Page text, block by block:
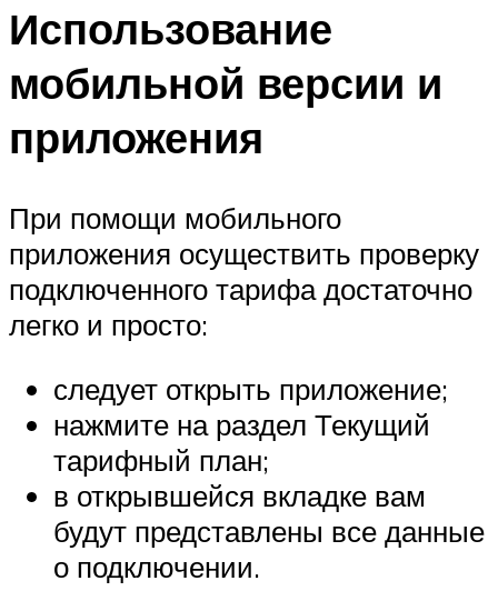
Использование
мобильной версии и
приложения
При помощи мобильного
приложения осуществить проверку
подключенного тарифа достаточно
легко и просто:
следует открыть приложение;
нажмите на раздел Текущий
тарифный план;
в открывшейся вкладке вам
будут представлены все данные
о подключении.